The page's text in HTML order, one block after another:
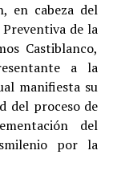
en cabeza del
de la
Castiblanco,
a la
manifiesta su
del proceso de
del
por la